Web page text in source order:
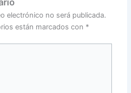
electrónico no será publicada.
están marcados con *